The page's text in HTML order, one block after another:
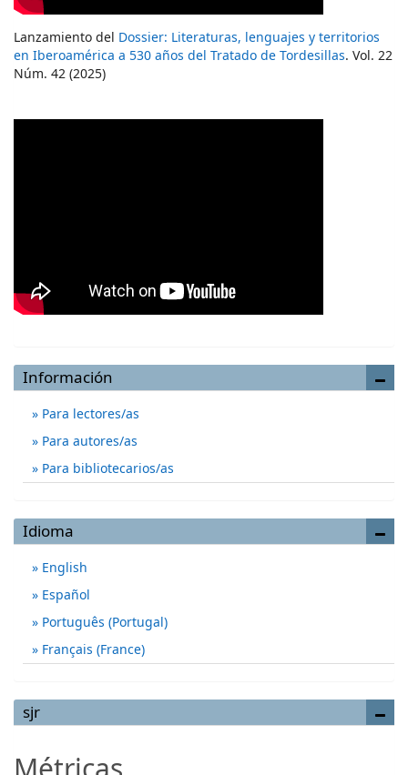
Lanzamiento del Dossier: Literaturas, lenguajes y territorios
en Iberoamérica a 530 años del Tratado de Tordesillas. Vol. 22
Núm. 42 (2025)
Información
Para lectores/as
Para autores/as
Para bibliotecarios/as
Idioma
English
Español
Português (Portugal)
Français (France)
sjr